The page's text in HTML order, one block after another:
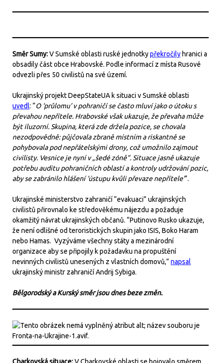
Směr Sumy:V Sumské oblasti ruské jednotkypřekročily hranici a
obsadily část obce Hrabovské. Podle informací z místa Rusové
odvezli přes 50 civilistů na své území.
Ukrajinský projekt DeepStateUA k situaci v Sumské oblasti
uvedl: “O ‘průlomu’ v pohraničí se často mluví jako o útoku s
převahou nepřítele. Hrabovské však ukazuje, že převaha může
být iluzorní. Skupina, která zde držela pozice, se chovala
nezodpovědně: půjčovala zbraně místním a riskantně se
pohybovala pod nepřátelskými drony, což umožnilo zajmout
civilisty. Vesnice je nyní v „šedé zóně“. Situace jasně ukazuje
potřebu auditu pohraničních oblastí a kontroly udržování pozic,
aby se zabránilo hlášení ‘ústupu kvůli převaze nepřítele’”.
Ukrajinské ministerstvo zahraničí “evakuaci” ukrajinských
civilistů přirovnalo ke středověkému nájezdu a požaduje
okamžitý návrat ukrajinských občanů. “Putinovo Rusko ukazuje,
že není odlišné od teroristických skupin jako ISIS, Boko Haram
nebo Hamas. Vyzýváme všechny státy a mezinárodní
organizace aby se připojily k požadavku na propuštění
nevinných civilistů unesených z vlastních domovů,” napsal
ukrajinský ministr zahraničí Andrij Sybiga.
Bělgorodský a Kurský směr jsou dnes beze změn.